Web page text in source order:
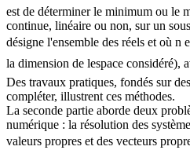
est de déterminer le minimum ou le
continue, linéaire ou non, sur un
désigne l'ensemble des réels et où
la dimension de lespace considéré),
Des travaux pratiques, fondés sur
compléter, illustrent ces méthodes.
La seconde partie aborde deux
numérique : la résolution des
valeurs propres et des vecteurs